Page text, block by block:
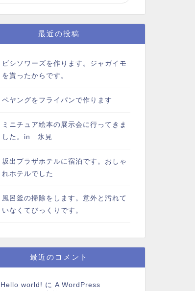
最近の投稿
ビシソワーズを作ります。ジャガイモ
を貰ったからです。
ペヤングをフライパンで作ります
ミニチュア絵本の展示会に行ってきま
した。in 氷見
坂出プラザホテルに宿泊です。おしゃ
れホテルでした
風呂釜の掃除をします。意外と汚れて
いなくてびっくりです。
最近のコメント
Hello world! に A WordPress